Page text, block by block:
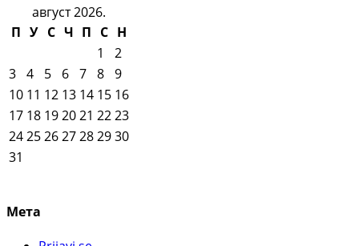
август 2026.
П У С Ч П С Н
1
2
3 4 5 6 7 8 9
10 11 12 13 14 15 16
17 18 192021 2223
24252627282930
31
Мета